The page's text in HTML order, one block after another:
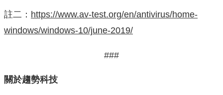
註二： https://www.av-test.org/en/antivirus/home-
windows/windows-10/june-2019/
###
關於趨勢科技